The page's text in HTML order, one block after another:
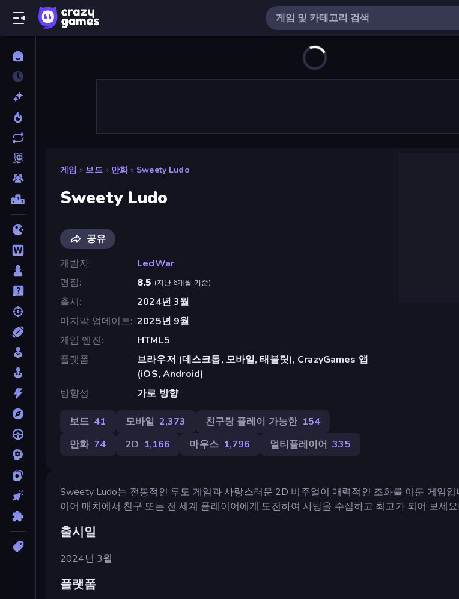
게임 » 보드 » 만화 » Sweety Ludo
Sweety Ludo
공유
개발자
LedWar
평점
8.5 (지난 6개월 기준)
출시
2024년 3월
마지막 업데이트 2025년 9월
게임 엔진
HTML5
플랫폼
브라우저 (데스크톱, 모바일, 태블릿), CrazyGames 앱
(iOS, Android)
방향성
가로 방향
보드 41 모바일 2,373 친구랑 플레이 가능한 154
만화 74 2D 1,166 마우스 1,796 멀티플레이어 335
Sweety Ludo는 전통적인 루도 게임과 사랑스러운 2D 비주얼이 매력적인 조화를 이룬 게임
이어 매치에서 친구 또는 전 세계 플레이어에게 도전하여 사탕을 수집하고 최고가 되어 보세요!
출시일
2024년 3월
플랫폼